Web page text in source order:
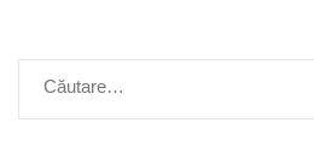
Caută
după: